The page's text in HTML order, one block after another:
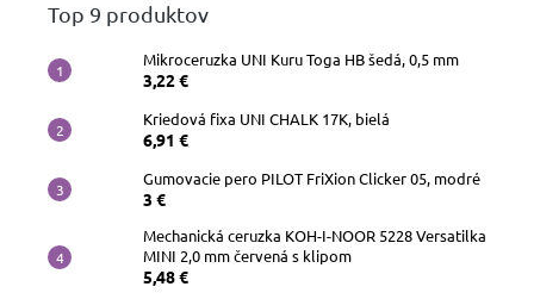
Top 9 produktov
Mikroceruzka UNI Kuru Toga HB šedá, 0,5 mm
3,22 €
Kriedová fixa UNI CHALK 17K, bielá
6,91 €
Gumovacie pero PILOT FriXion Clicker 05, modré
3 €
Mechanická ceruzka KOH-I-NOOR 5228 Versatilka
MINI 2,0 mm červená s klipom
5,48 €